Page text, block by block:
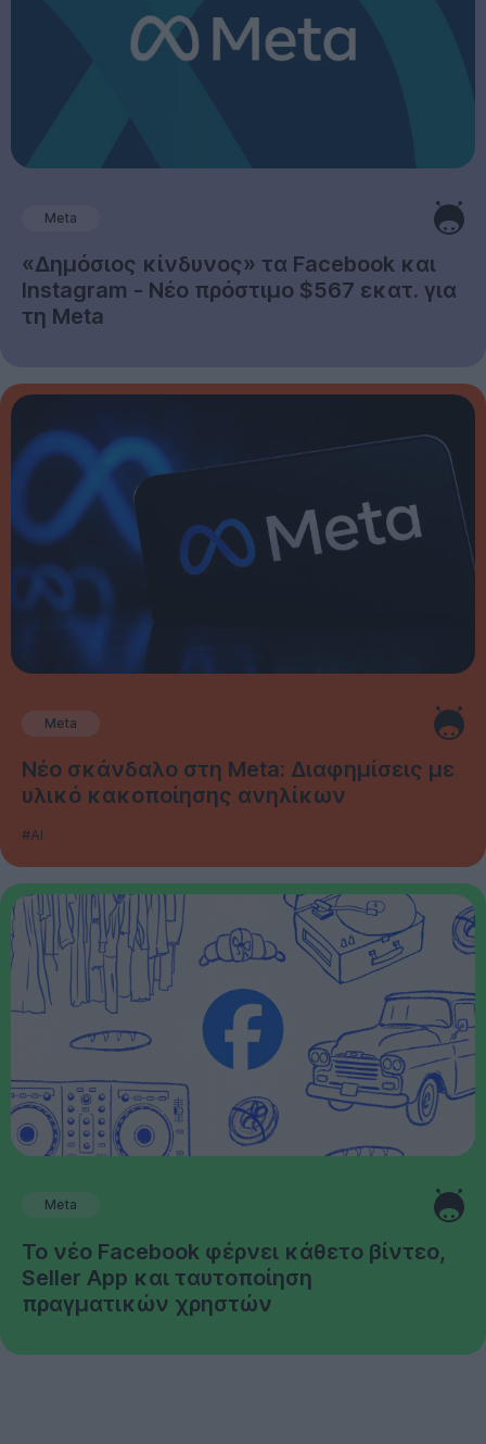
Meta
«Δημόσιος κίνδυνος» τα Facebook και
Instagram - Νέο πρόστιμο $567 εκατ. για
τη Meta
Meta
Νέο σκάνδαλο στη Meta: Διαφημίσεις με
υλικό κακοποίησης ανηλίκων
#AI
Meta
Το νέο Facebook φέρνει κάθετο βίντεο,
Seller App και ταυτοποίηση
πραγματικών χρηστών